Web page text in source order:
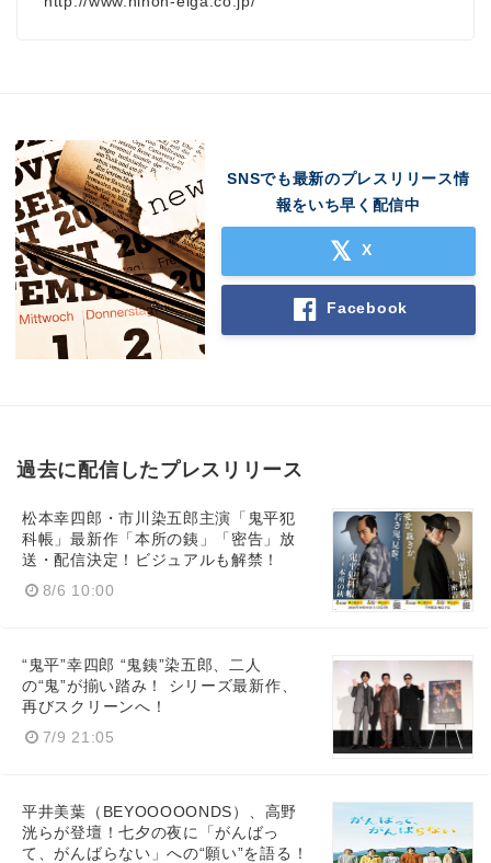
SNSでも最新のプレスリリース情
報をいち早く配信中
X
Facebook
過去に配信したプレスリリース
松本幸四郎・市川染五郎主演「鬼平犯
科帳」最新作「本所の銕」「密告」放
送・配信決定！ビジュアルも解禁！
8/6 10:00
“鬼平”幸四郎 “鬼銕”染五郎、二人
の“鬼”が揃い踏み！ シリーズ最新作、
再びスクリーンへ！
7/9 21:05
平井美葉（BEYOOOOONDS）、高野
洸らが登壇！七夕の夜に「がんばっ
て、がんばらない」への“願い”を語る！